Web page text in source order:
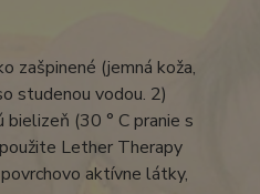
zašpinené (jemná koža,
studenou vodou. 2)
(30 ° C pranie s
Lether Therapy
aktívne látky,